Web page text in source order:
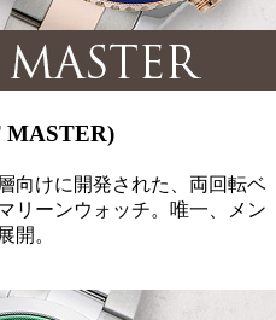
MASTER)
向けに開発された、両回転ベ
リーンウォッチ。唯一、メン
開。